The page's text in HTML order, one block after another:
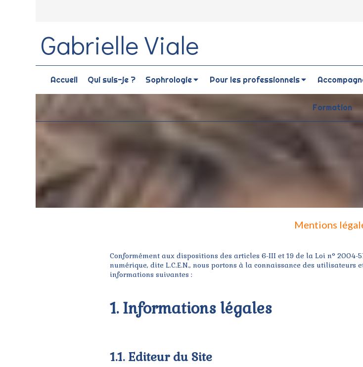
Gabrielle Viale
Accueil Qui suis-je ? Sophrologie Pour les professionnels
Formation
Mentions
Conformément aux dispositions des articles 6-III et 19 de la Loi n° 2004-
numérique, dite L.C.E.N., nous portons à la connaissance des
informations suivantes :
1. Informations légales
1.1. Editeur du Site